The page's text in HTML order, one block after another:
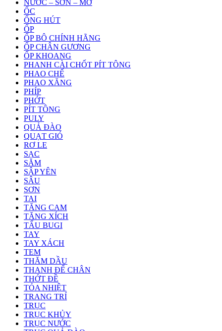
NƯỚC – SƠN – MỠ
ỐC
ỐNG HÚT
ỐP
ỐP BÔ CHÍNH HÃNG
ỐP CHÂN GƯƠNG
ỐP KHOANG
PHANH CÀI CHỐT PÍT TÔNG
PHAO CHẾ
PHAO XĂNG
PHÍP
PHỚT
PÍT TÔNG
PULY
QUẢ ĐÀO
QUẠT GIÓ
RƠ LE
SẠC
SĂM
SẬP YÊN
SÂU
SƠN
TAI
TĂNG CAM
TĂNG XÍCH
TẨU BUGI
TAY
TAY XÁCH
TEM
THĂM DẦU
THANH ĐỂ CHÂN
THỚT ĐỀ
TỎA NHIỆT
TRANG TRÍ
TRỤC
TRỤC KHỦY
TRỤC NƯỚC